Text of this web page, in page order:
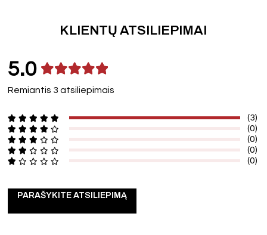
KLIENTŲ ATSILIEPIMAI
5.0
Remiantis 3 atsiliepimais
(3)
(0)
(0)
(0)
(0)
PARAŠYKITE ATSILIEPIMĄ